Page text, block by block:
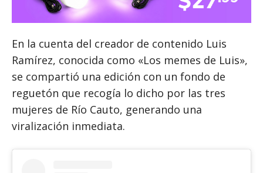
En la cuenta del creador de contenido Luis
Ramírez, conocida como «Los memes de Luis»,
se compartió una edición con un fondo de
reguetón que recogía lo dicho por las tres
mujeres de Río Cauto, generando una
viralización inmediata.